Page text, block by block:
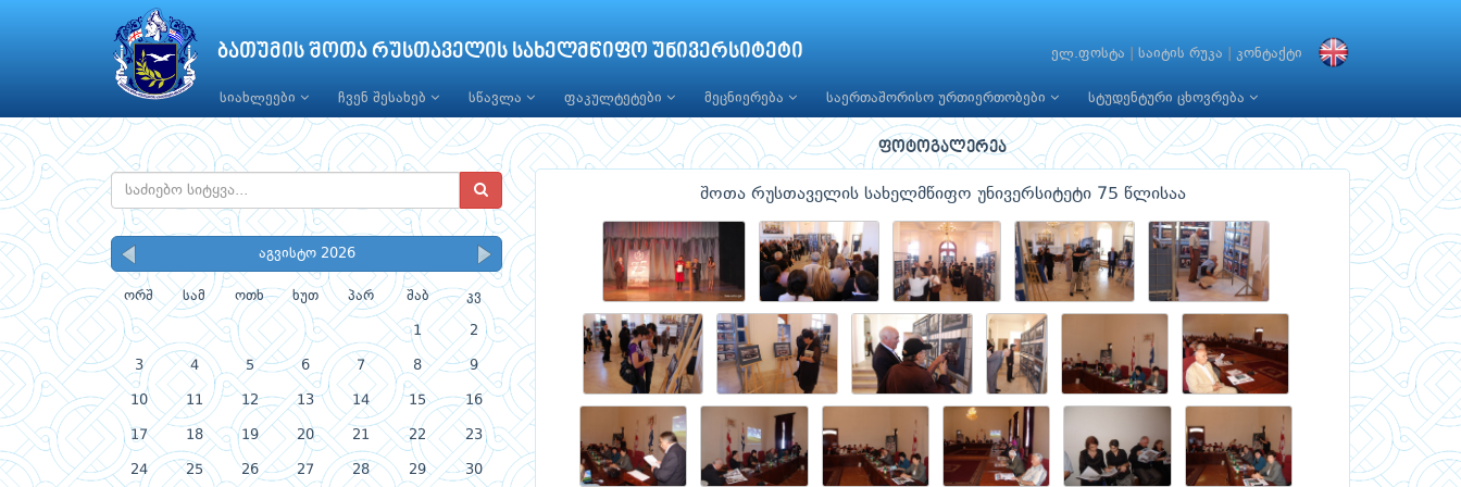
ბათუმის შოთა რუსთაველის სახელმწიფო უნივერსიტეტი ელ.ფოსტა საიტის რუკა კონტაქტი
სიახლეები ჩვენ შესახებ სწავლა ფაკულტეტები მეცნიერება საერთაშორისო ურთიერთობები სტუდენტური ცხოვრება
აგვისტო 2026
ორშ სამ ოთხ ხუთ პარ შაბ კვ
1 2
3 4 5 6 7 8 9
10 11 12 13 14 15 16
17 18 19 20 21 22 23
24 25 26 27 28 29 30
ფოტოგალერეა
შოთა რუსთაველის სახელმწიფო უნივერსიტეტი 75 წლისაა